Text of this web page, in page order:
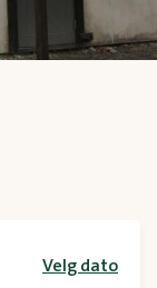
Velg dato